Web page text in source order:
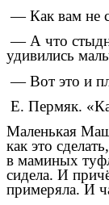
— Как вам не
— А что
удивились
— Вот это и
Е. Пермяк.
Маленькая
как это
в маминых
сидела. И
примеряла. И